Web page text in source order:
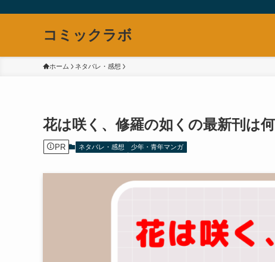
コミックラボ
ホーム ネタバレ・感想
花は咲く、修羅の如くの最新刊は
PR ネタバレ・感想 少年・青年マンガ